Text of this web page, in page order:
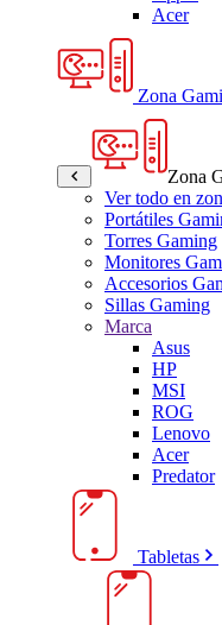
Acer
Zona
Zona
Ver todo en
Portátiles
Torres Gaming
Monitores
Accesorios
Sillas Gaming
Marca
Asus
HP
MSI
ROG
Lenovo
Acer
Predator
Tabletas